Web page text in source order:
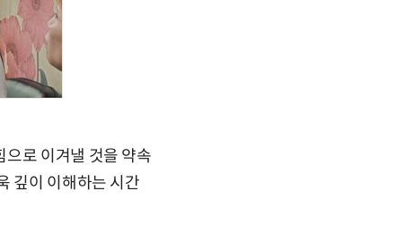
으로 이겨낼 것을 약속
깊이 이해하는 시간